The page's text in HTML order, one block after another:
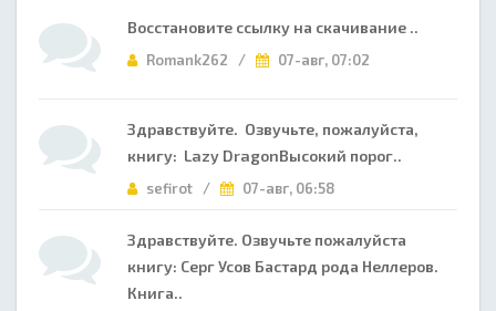
Восстановите ссылку на скачивание ..
Romank262 / 07-авг, 07:02
Здравствуйте. Озвучьте, пожалуйста,
книгу: Lazy DragonВысокий порог..
sefirot / 07-авг, 06:58
Здравствуйте. Озвучьте пожалуйста
книгу: Серг Усов Бастард рода Неллеров.
Книга..